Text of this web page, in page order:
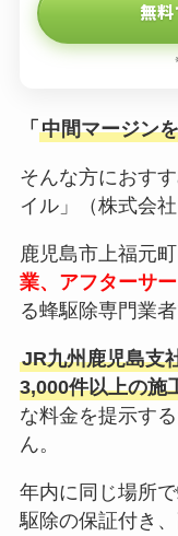
無
「 中間マージン
そんな方におす
イル」（株式会
鹿児島市上福元
業、アフターサ
る蜂駆除専門業者
JR九州鹿児島支
3,000件以上の施
な料金を提示す
ん。
年内に同じ場所
駆除の保証付き